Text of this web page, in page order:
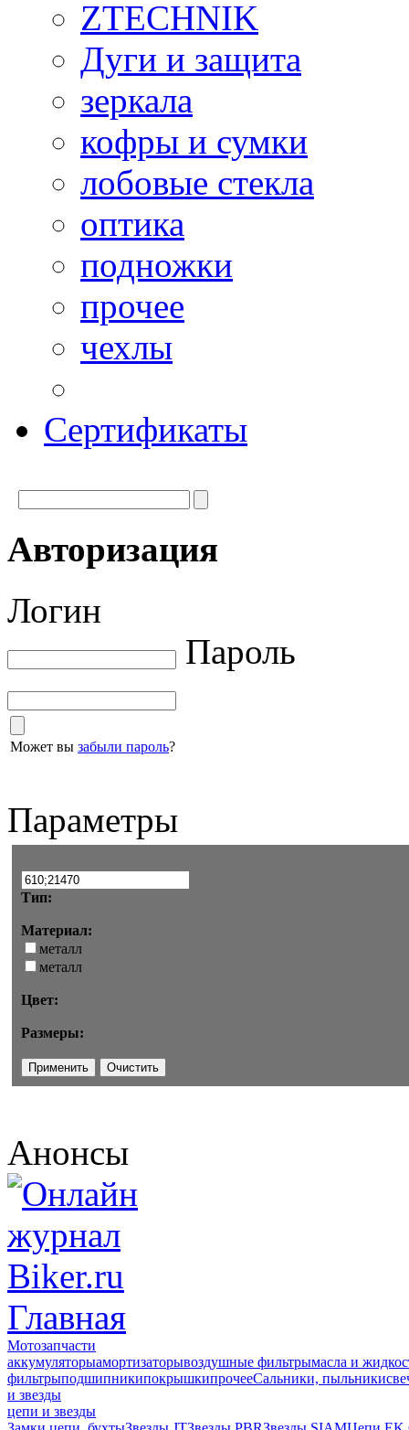
ZTECHNIK
Дуги и защита
зеркала
кофры и сумки
лобовые стекла
оптика
подножки
прочее
чехлы
Сертификаты
Авторизация
Логин
Пароль
Может вы забыли пароль?
Параметры
Тип:
Материал:
металл
металл
Цвет:
Размеры:
Анонсы
Главная
Мотозапчасти
аккумуляторыамортизаторывоздушные фильтрымасла и
фильтрыподшипникипокрышкипрочееСальники, пыльники
и звезды
цепи и звезды